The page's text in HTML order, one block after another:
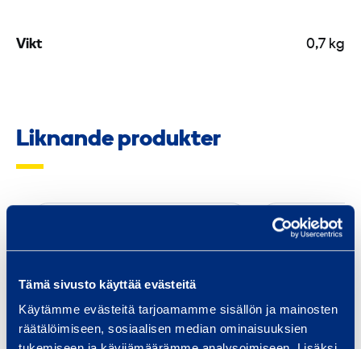
Tämä sivusto käyttää evästeitä
Käytämme evästeitä tarjoamamme sisällön ja mainosten
räätälöimiseen, sosiaalisen median ominaisuuksien
Vikt 0,7 kg
Liknande produkter
e
n